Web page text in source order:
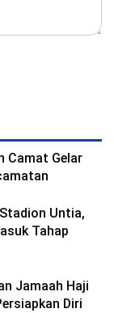
Camat Gelar
Untia,
Tahap
Jamaah Haji
Diri